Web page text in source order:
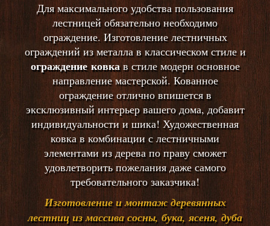
Для максимального удобства пользования
лестницей обязательно необходимо
ограждение. Изготовление лестничных
ограждений из металла в классическом стиле и
ограждение ковкав стиле модерн основное
направление мастерской. Кованное
ограждение отлично впишется в
эксклюзивный интерьер вашего дома, добавит
индивидуальности и шика! Художественная
ковка в комбинации с лестничными
элементами из дерева по праву сможет
удовлетворить пожелания даже самого
требовательного заказчика!
Изготовление и монтаж деревянных
лестниц из массива сосны, бука, ясеня, дуба